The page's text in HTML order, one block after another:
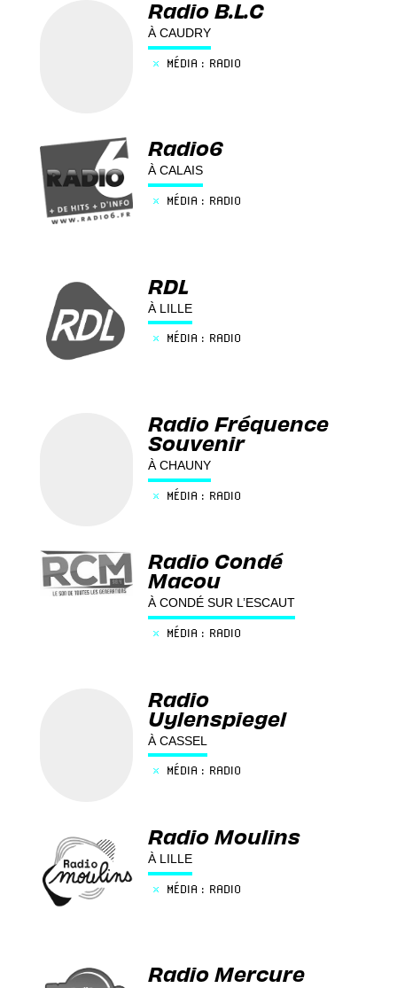
Radio B.L.C
À CAUDRY
× MÉDIA : RADIO
Radio6
À CALAIS
× MÉDIA : RADIO
RDL
À LILLE
× MÉDIA : RADIO
Radio Fréquence
Souvenir
À CHAUNY
× MÉDIA : RADIO
Radio Condé
Macou
À CONDÉ SUR L’ESCAUT
× MÉDIA : RADIO
Radio
Uylenspiegel
À CASSEL
× MÉDIA : RADIO
Radio Moulins
À LILLE
× MÉDIA : RADIO
Radio Mercure